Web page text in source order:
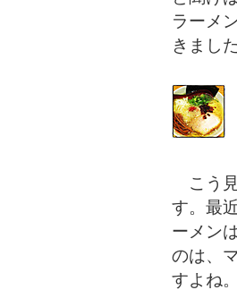
ラーメ
きまし
こう見
す。最
ーメン
のは、
すよね